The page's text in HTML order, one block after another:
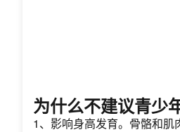
为什么不建议青少
1、影响身高发育。骨骼和肌